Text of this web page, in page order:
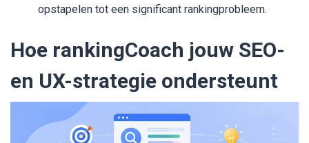
opstapelen tot een significant rankingprobleem.
Hoe rankingCoach jouw SEO-
en UX-strategie ondersteunt